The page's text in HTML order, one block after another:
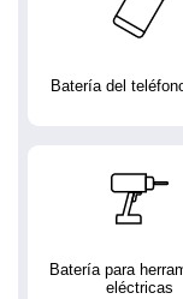
Batería del
Batería para
eléctricas